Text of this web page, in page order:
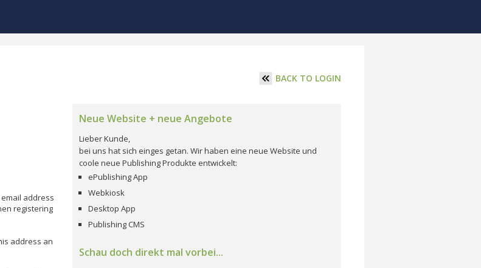
BACK TO LOGIN
address
registering
address an
Neue Website + neue Angebote
Lieber Kunde,
bei uns hat sich einges getan. Wir haben eine neue Website und
coole neue Publishing Produkte entwickelt:
ePublishing App
Webkiosk
Desktop App
Publishing CMS
Schau doch direkt mal vorbei...